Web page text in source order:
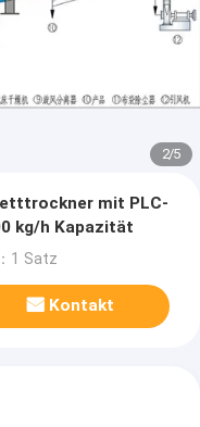
2/5
mit PLC-
kg/h Kapazität
1 Satz
Kontakt